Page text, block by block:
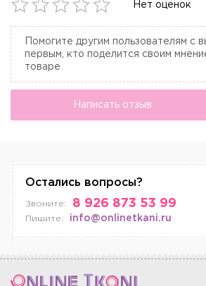
Нет оценок
Помогите другим пользователям с
первым, кто поделится своим
товаре
Написать отзыв
Остались вопросы?
Звоните: 8 926 873 53 99
Пишите: info@onlinetkani.ru